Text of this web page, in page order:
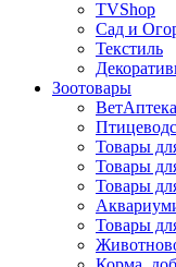
TVShop
Сад и
Текстиль
Зоотовары
ВетАптека
Товары
Товары
Товары
Товары